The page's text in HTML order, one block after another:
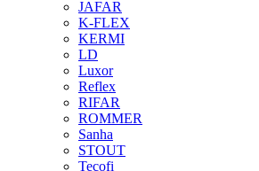
JAFAR
K-FLEX
KERMI
LD
Luxor
Reflex
RIFAR
ROMMER
Sanha
STOUT
Tecofi